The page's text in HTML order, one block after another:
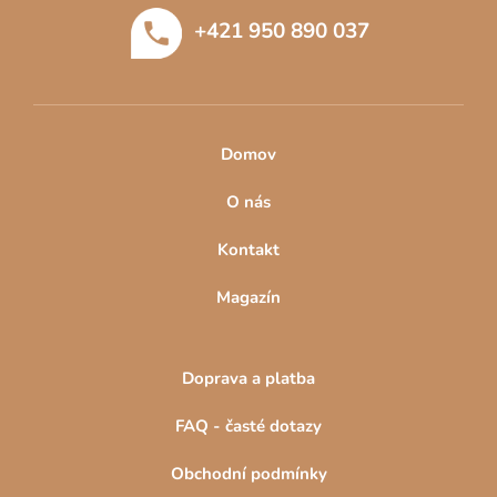
+421 950 890 037
Domov
O nás
Kontakt
Magazín
Doprava a platba
FAQ - časté dotazy
Obchodní podmínky